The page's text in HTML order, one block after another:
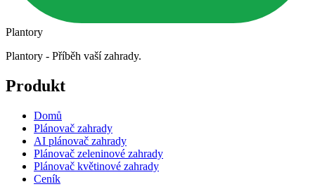
Plantory
Plantory - Příběh vaší zahrady.
Produkt
Domů
Plánovač zahrady
AI plánovač zahrady
Plánovač zeleninové zahrady
Plánovač květinové zahrady
Ceník